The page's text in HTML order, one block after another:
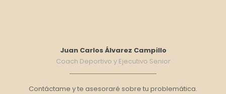
Juan Carlos Álvarez Campillo
Coach Deportivo y Ejecutivo Senior
Contáctame y te asesoraré sobre tu problemática.